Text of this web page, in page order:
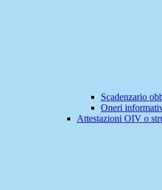
Scadenzario
Oneri
Attestazioni OIV o